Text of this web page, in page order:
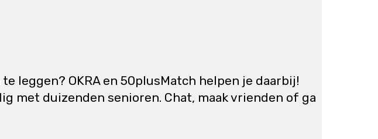
leggen? OKRA en 50plusMatch helpen je daarbij!
met duizenden senioren. Chat, maak vrienden of ga